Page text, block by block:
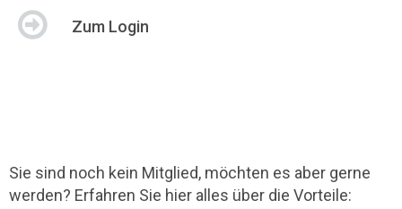
Zum Login
Sie sind noch kein Mitglied, möchten es aber gerne
werden? Erfahren Sie hier alles über die Vorteile: